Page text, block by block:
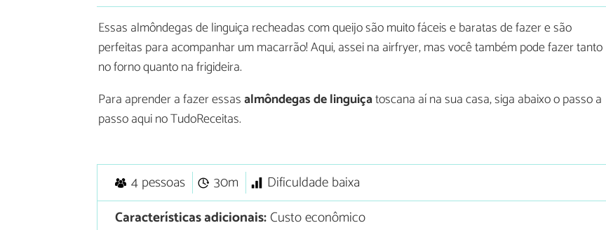
Essas almôndegas de linguiça recheadas com queijo são muito fáceis e baratas de fazer e são
perfeitas para acompanhar um macarrão! Aqui, assei na airfryer, mas você também pode fazer tanto
no forno quanto na frigideira.
Para aprender a fazer essasalmôndegas de linguiçatoscana aí na sua casa, siga abaixo o passo a
passo aqui no TudoReceitas.
4 pessoas 30m
Dificuldade baixa
Características adicionais:Custo econômico